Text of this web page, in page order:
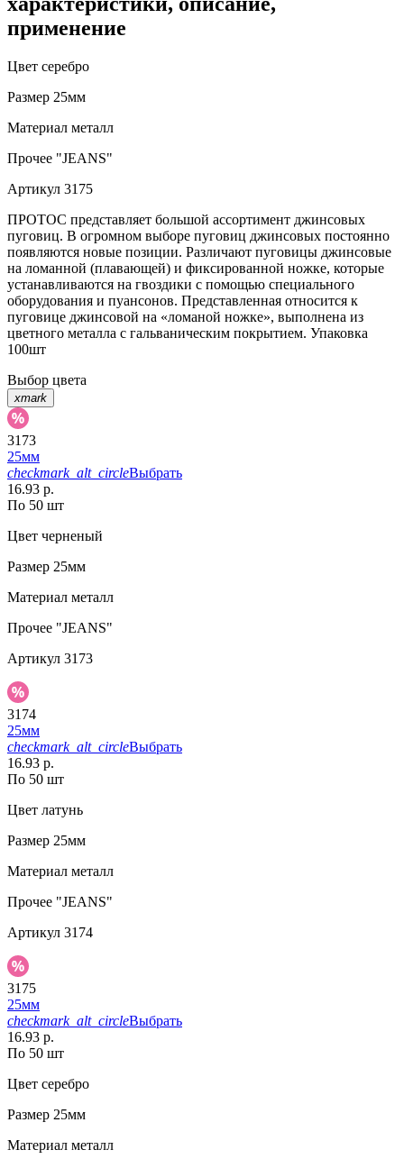
применение
Цвет серебро
Размер 25мм
Материал металл
Прочее "JEANS"
Артикул 3175
ПРОТОС представляет большой ассортимент джинсовых
пуговиц. В огромном выборе пуговиц джинсовых постоянно
появляются новые позиции. Различают пуговицы джинсовые
на ломанной (плавающей) и фиксированной ножке, которые
устанавливаются на гвоздики с помощью специального
оборудования и пуансонов. Представленная относится к
пуговице джинсовой на «ломаной ножке», выполнена из
цветного металла с гальваническим покрытием. Упаковка
100шт
Выбор цвета
xmark
3173
25мм
checkmark_alt_circleВыбрать
16.93 р.
По 50 шт
Цвет черненый
Размер 25мм
Материал металл
Прочее "JEANS"
Артикул 3173
3174
25мм
checkmark_alt_circleВыбрать
16.93 р.
По 50 шт
Цвет латунь
Размер 25мм
Материал металл
Прочее "JEANS"
Артикул 3174
3175
25мм
checkmark_alt_circleВыбрать
16.93 р.
По 50 шт
Цвет серебро
Размер 25мм
Материал металл